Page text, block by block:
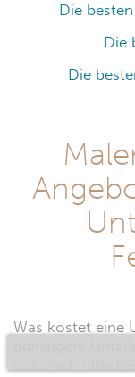
Die
Die
Die
Was kostet eine